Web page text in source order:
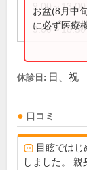
9:00～13:00
9:00～18:30
お盆(8月中
に必ず医療
休診日: 日、祝
口コミ
目眩では
しました。 親